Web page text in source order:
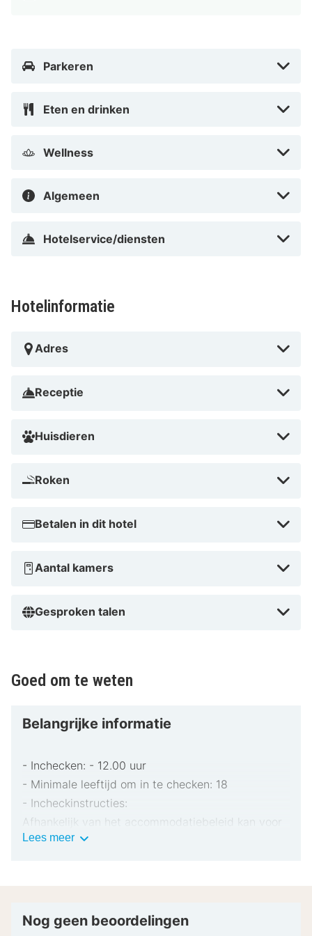
Ringstrassen-Galerien - 1,3 km Station Karlsplatz
Uitzendhuis van Wenen - 1,5 km Kärntner Strasse - 1,5
Hotel Savoyen Vienna is Vienna International Airport
Met een verblijf bij Austria Trend Hotel Savoyen
op 3 min. lopen van Belvedere en op 10 min. lopen van
Parkeren
Eten en drinken
Wellness
Algemeen
Hotelservice/diensten
Hotelinformatie
Adres
Receptie
Huisdieren
Roken
Betalen in dit hotel
Aantal kamers
Gesproken talen
Goed om te weten
Belangrijke informatie
- Inchecken: - 12.00 uur
- Minimale leeftijd om in te checken: 18
- Incheckinstructies:
Afhankelijk van het accommodatiebeleid kan voor
extra personen een toeslag in rekening worden
pinpas of borgsom in contanten te verstrekken
Lees meerBelangrijke
Nog geen beoordelingen